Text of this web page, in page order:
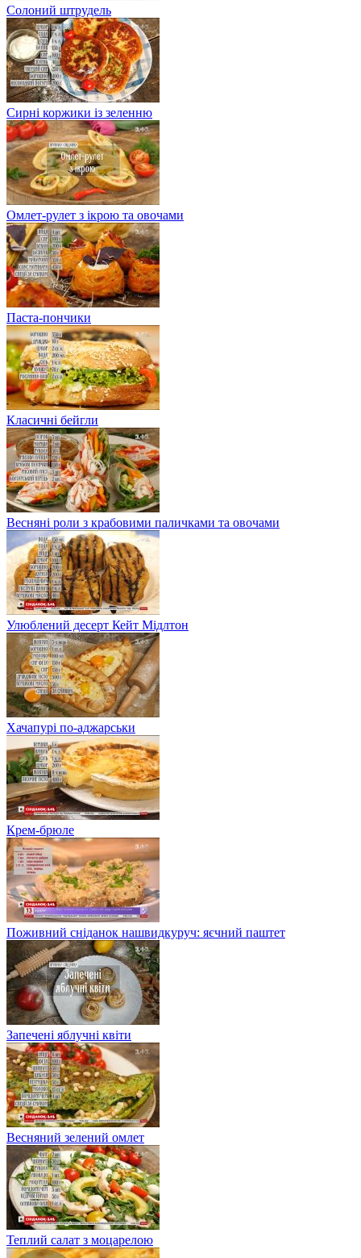
Солоний штрудель
Сирні коржики із зеленню
Омлет-рулет з ікрою та овочами
Паста-пончики
Класичні бейгли
Весняні роли з крабовими паличками та овочами
Улюблений десерт Кейт Мідлтон
Хачапурі по-аджарськи
Крем-брюле
Поживний сніданок нашвидкуруч: яєчний паштет
Запечені яблучні квіти
Весняний зелений омлет
Теплий салат з моцарелою